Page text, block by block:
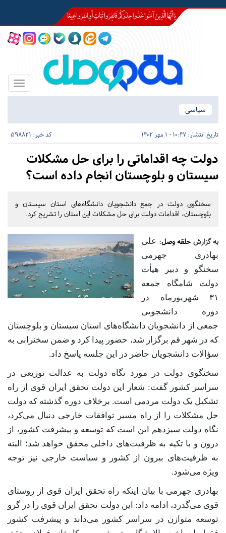
Toggle
سیاسی
تاریخ انتشار: 10:47 - 1 مهر 1402 کد خبر: 598821
دولت چه اقداماتی را برای حل مشکلات
سیستان و بلوچستان انجام داده است؟
سخنگوی دولت در جمع دانشجویان دانشگاه‌های استان سیستان و
بلوچستان، اقدامات دولت برای حل مشکلات این استان را تشریح کرد.
به گزارش حلقه وصل: علی
بهادری جهرمی
سخنگو و دبیر هیأت
دولت شامگاه جمعه
۳۱ شهریورماه در
دوره دانشجویی
جمعی از دانشجویان دانشگاه‌های استان سیستان و بلوچستان
که در شهر قم برگزار شد، حضور پیدا کرد و ضمن سخنرانی به
سؤالات دانشجویان حاضر در این جلسه پاسخ داد.
سخنگوی دولت در مورد نگاه دولت به عدالت توزیعی در
سراسر کشور گفت: شعار این دولت تحقق ایران قوی از راه
تشکیل یک دولت مردمی است. برخلاف دوره گذشته که دولت
حل مشکلات را از راه مسیر توافقات خارجی دنبال می‌کرد،
نگاه دولت سیزدهم این است که توسعه و پیشرفت کشور، از
درون و با تکیه به ظرفیت‌های داخلی محقق خواهد شد؛ البته
به ظرفیت‌های بیرون از کشور و سیاست خارجی نیز توجه
ویژه می‌شود.
بهادری جهرمی با بیان اینکه راه تحقق ایران قوی از روستای
قوی می‌گذرد، ادامه داد: این دولت تحقق ایران قوی را در گرو
توسعه متوازن در سراسر کشور می‌داند و پیشرفت کشور